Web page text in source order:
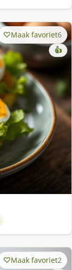
Maak favoriet6
👍
Maak favoriet2